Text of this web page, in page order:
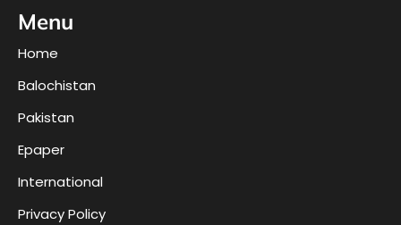
Menu
Home
Balochistan
Pakistan
Epaper
International
Privacy Policy